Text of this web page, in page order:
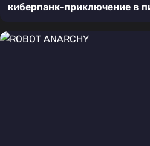
киберпанк-приключение в